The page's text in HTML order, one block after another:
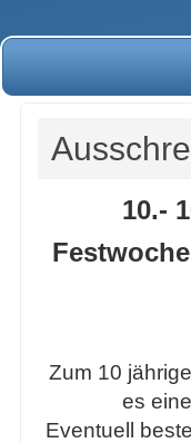
10.-
Zum 10
es
Eventuell